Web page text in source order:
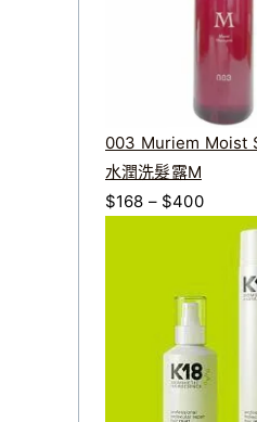
。
$
0
。
003 Muriem Moist
水潤洗髮露M
$168 – $400價
$
1